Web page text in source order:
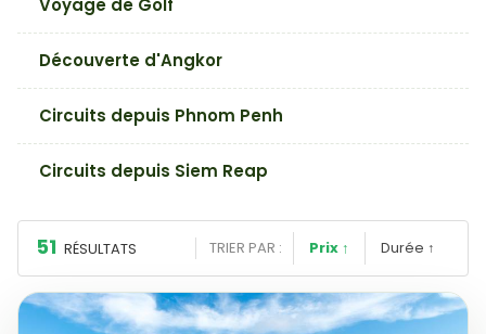
Voyage de Golf
Découverte d'Angkor
Circuits depuis Phnom Penh
Circuits depuis Siem Reap
51 RÉSULTATS TRIER PAR : Prix ↑ Durée ↑